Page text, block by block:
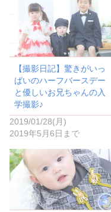
e
r
で
共
有
(
新
し
い
ウ
ィ
ン
ド
ウ
で
開
き
ま
す
に
は
ク
リ
ッ
ク
し
て
く
だ
さ
い
新
し
い
ウ
ン
ド
ウ
で
開
き
ま
す
)
【撮影日記】驚きがいっ
ぱいのハーフバースデー
と優しいお兄ちゃんの入
学撮影♪
2019/01/28(月)
2019年5月6日まで